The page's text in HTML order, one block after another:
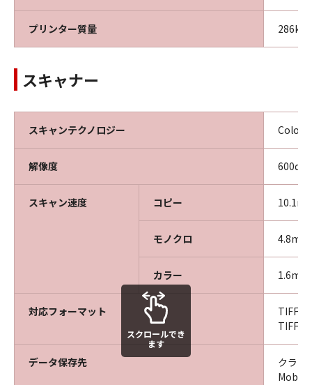
プリンター質量 286kg
スキャナー
スキャンテクノロジー Color
解像度 600dpi
スキャン速度 コピー 10.1m
モノクロ 4.8m
カラー 1.6m
対応フォーマット
TIFF、
TIFF
データ保存先
クラウ
Mobile
スクロールでき
ます